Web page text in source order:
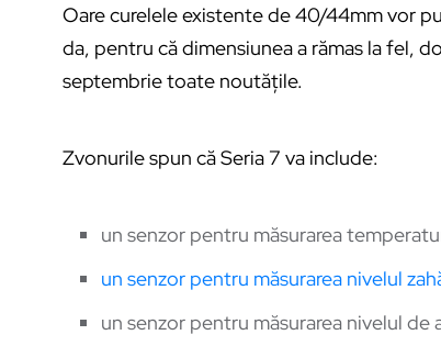
Oare curelele existente de 40/44mm vor
da, pentru că dimensiunea a rămas la fel,
septembrie toate noutățile.
Zvonurile spun că Seria 7 va include:
un senzor pentru măsurarea
un senzor pentru măsurarea nivelul
un senzor pentru măsurarea nivelul de